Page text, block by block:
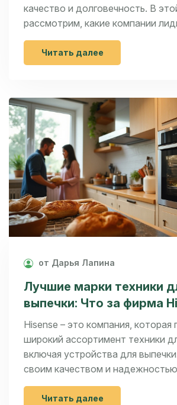
качество и долговечность. В
рассмотрим, какие компании
производстве надежной техники
Изучим популярные модели,
своей функциональностью и
ваша техника долго служила
что стоит обратить внимание
техники для выпечки.
Читать далее
от Дарья Лапина
Лучшие марки техники
выпечки: Что за фирма
Hisense – это компания, которая
широкий ассортимент техники
включая устройства для
своим качеством и
завоевала сердца многих
всему миру. В статье
Читать далее